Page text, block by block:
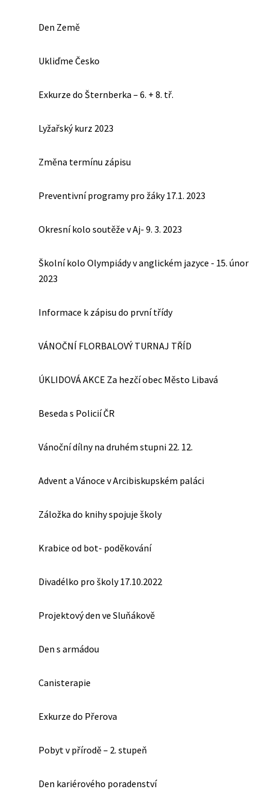
Den Země
Ukliďme Česko
Exkurze do Šternberka – 6. + 8. tř.
Lyžařský kurz 2023
Změna termínu zápisu
Preventivní programy pro žáky 17.1. 2023
Okresní kolo soutěže v Aj- 9. 3. 2023
Školní kolo Olympiády v anglickém jazyce - 15. únor
2023
Informace k zápisu do první třídy
VÁNOČNÍ FLORBALOVÝ TURNAJ TŘÍD
ÚKLIDOVÁ AKCE Za hezčí obec Město Libavá
Beseda s Policií ČR
Vánoční dílny na druhém stupni 22. 12.
Advent a Vánoce v Arcibiskupském paláci
Záložka do knihy spojuje školy
Krabice od bot- poděkování
Divadélko pro školy 17.10.2022
Projektový den ve Sluňákově
Den s armádou
Canisterapie
Exkurze do Přerova
Pobyt v přírodě – 2. stupeň
Den kariérového poradenství